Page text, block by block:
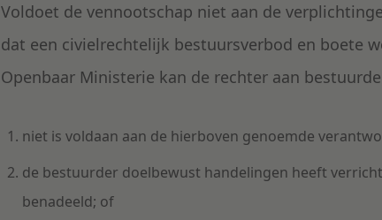
Voldoet de vennootschap niet aan de
dat een civielrechtelijk bestuursverbod en boete
Openbaar Ministerie kan de rechter aan
niet is voldaan aan de hierboven genoemde
de bestuurder doelbewust handelingen heeft
benadeeld; of